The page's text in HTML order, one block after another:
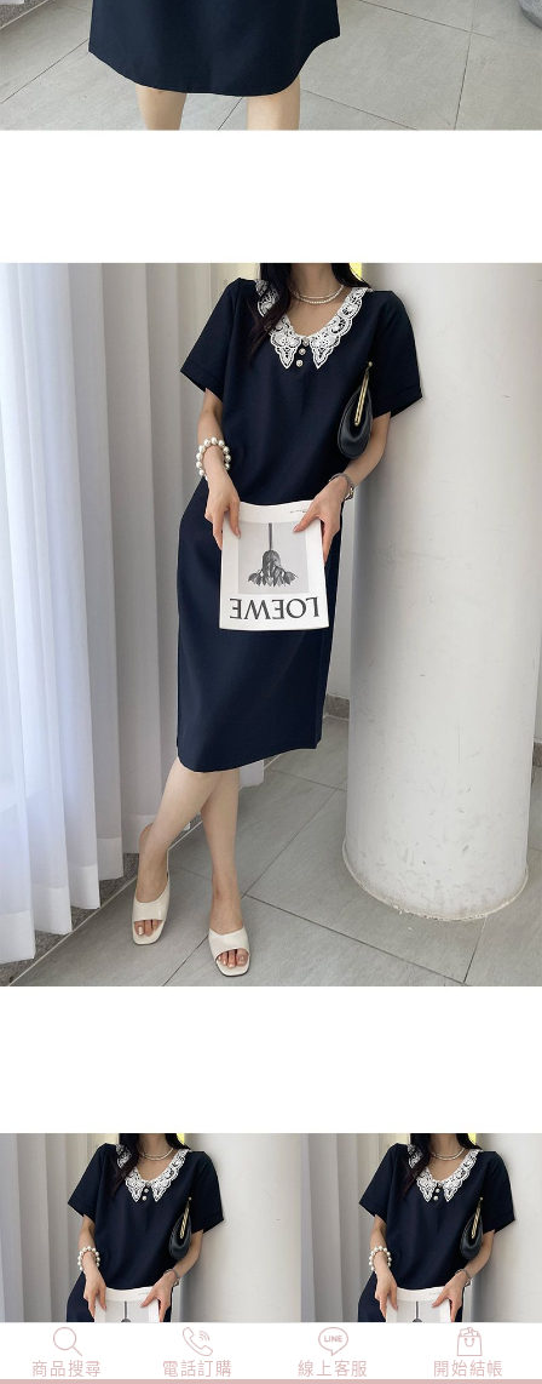
商品搜尋 電話訂購 線上客服 開始結帳
NEW 店長精選 TOP100 小編穿搭